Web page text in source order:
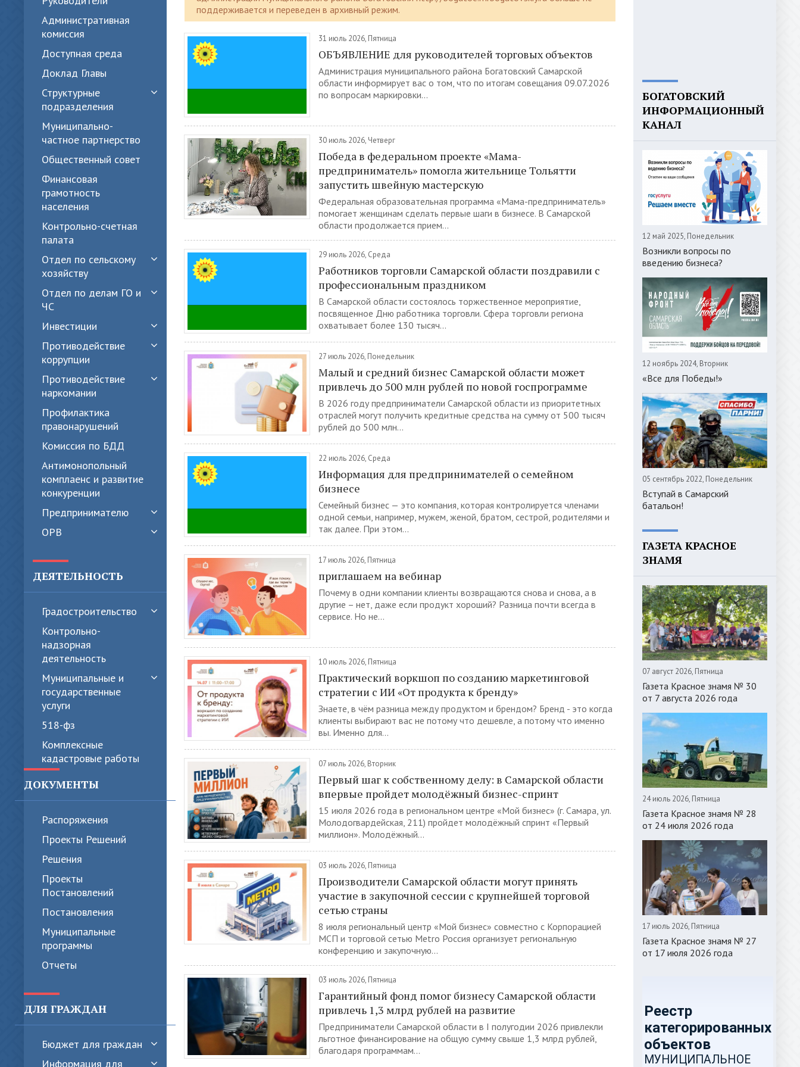
Административная
комиссия
Доступная среда
Доклад Главы
Структурные
подразделения
Муниципально-
частное партнерство
Общественный совет
Финансовая
грамотность
населения
Контрольно-счетная
палата
Отдел по сельскому
хозяйству
Отдел по делам ГО и
ЧС
Инвестиции
Противодействие
коррупции
Противодействие
наркомании
Профилактика
правонарушений
Комиссия по БДД
Антимонопольный
комплаенс и развитие
конкуренции
Предпринимателю
ОРВ
ДЕЯТЕЛЬНОСТЬ
Градостроительство
Контрольно-
надзорная
деятельность
Муниципальные и
государственные
услуги
518-фз
Комплексные
кадастровые работы
ДОКУМЕНТЫ
Распоряжения
Проекты Решений
Решения
Проекты
Постановлений
Постановления
Муниципальные
программы
Отчеты
ДЛЯ ГРАЖДАН
Бюджет для граждан
Информация для
поддерживается и переведен в архивный режим.
31 июль 2026, Пятница
ОБЪЯВЛЕНИЕ для руководителей торговых объектов
Администрация муниципального района Богатовский Самарской
области информирует вас о том, что по итогам совещания 09.07.2026
по вопросам маркировки...
30 июль 2026, Четверг
Победа в федеральном проекте «Мама-
предприниматель» помогла жительнице Тольятти
запустить швейную мастерскую
Федеральная образовательная программа «Мама-предприниматель»
помогает женщинам сделать первые шаги в бизнесе. В Самарской
области продолжается прием...
29 июль 2026, Среда
Работников торговли Самарской области поздравили с
профессиональным праздником
В Самарской области состоялось торжественное мероприятие,
посвященное Дню работника торговли. Сфера торговли региона
охватывает более 130 тысяч...
27 июль 2026, Понедельник
Малый и средний бизнес Самарской области может
привлечь до 500 млн рублей по новой госпрограмме
В 2026 году предприниматели Самарской области из приоритетных
отраслей могут получить кредитные средства на сумму от 500 тысяч
рублей до 500 млн...
22 июль 2026, Среда
Информация для предпринимателей о семейном
бизнесе
Семейный бизнес — это компания, которая контролируется членами
одной семьи, например, мужем, женой, братом, сестрой, родителями и
так далее. При этом...
17 июль 2026, Пятница
приглашаем на вебинар
Почему в одни компании клиенты возвращаются снова и снова, а в
другие – нет, даже если продукт хороший? Разница почти всегда в
сервисе. Но не...
10 июль 2026, Пятница
Практический воркшоп по созданию маркетинговой
стратегии с ИИ «От продукта к бренду»
Знаете, в чём разница между продуктом и брендом? Бренд - это когда
клиенты выбирают вас не потому что дешевле, а потому что именно
вы. Именно для...
07 июль 2026, Вторник
Первый шаг к собственному делу: в Самарской области
впервые пройдет молодёжный бизнес-спринт
15 июля 2026 года в региональном центре «Мой бизнес» (г. Самара, ул.
Молодогвардейская, 211) пройдет молодёжный спринт «Первый
миллион». Молодёжный...
03 июль 2026, Пятница
Производители Самарской области могут принять
участие в закупочной сессии с крупнейшей торговой
сетью страны
8 июля региональный центр «Мой бизнес» совместно с Корпорацией
МСП и торговой сетью Metro Россия организует региональную
конференцию и закупочную...
03 июль 2026, Пятница
Гарантийный фонд помог бизнесу Самарской области
привлечь 1,3 млрд рублей на развитие
Предприниматели Самарской области в I полугодии 2026 привлекли
льготное финансирование на общую сумму свыше 1,3 млрд рублей,
благодаря программам...
БОГАТОВСКИЙ
ИНФОРМАЦИОННЫЙ
КАНАЛ
12 май 2025, Понедельник
Возникли вопросы по
введению бизнеса?
12 ноябрь 2024, Вторник
«Все для Победы!»
05 сентябрь 2022, Понедельник
Вступай в Самарский
батальон!
ГАЗЕТА КРАСНОЕ
ЗНАМЯ
07 август 2026, Пятница
Газета Красное знамя № 30
от 7 августа 2026 года
24 июль 2026, Пятница
Газета Красное знамя № 28
от 24 июля 2026 года
17 июль 2026, Пятница
Газета Красное знамя № 27
от 17 июля 2026 года